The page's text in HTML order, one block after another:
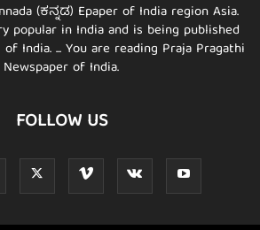
(ಕನ್ನಡ) Epaper of India region Asia.
popular in India and is being published
India. ... You are reading Praja Pragathi
Newspaper of India.
FOLLOW US